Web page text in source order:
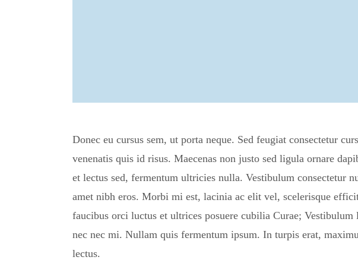
Donec eu cursus sem, ut porta neque. Sed feugiat consectetur
venenatis quis id risus. Maecenas non justo sed ligula ornare
et lectus sed, fermentum ultricies nulla. Vestibulum consectetur
amet nibh eros. Morbi mi est, lacinia ac elit vel, scelerisque
faucibus orci luctus et ultrices posuere cubilia Curae;
nec nec mi. Nullam quis fermentum ipsum. In turpis erat,
lectus.